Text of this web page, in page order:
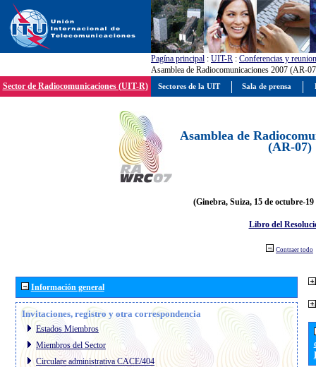
Pagína principal : UIT-R : Conferencias y
Asamblea de Radiocomunicaciones 2007 (AR-
Sector de Radiocomunicaciones (UIT-R)
Asamblea de
(AR-07)
(Ginebra, Suiza, 15 de octubre-19
Libro del
Contraer todo
Información general
Invitaciones, registro y otra correspondencia
Estados Miembros
Miembros del Sector
Circulare administrativa CACE/404
Sectores de la UIT Sala de prensa